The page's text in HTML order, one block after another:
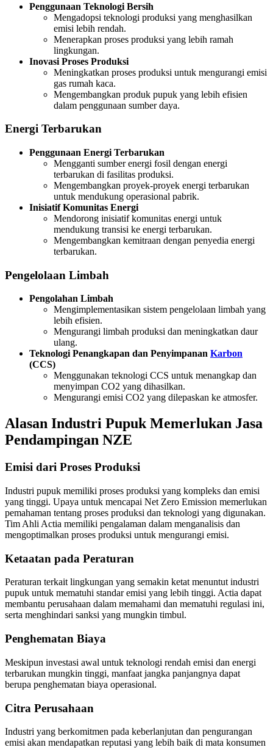
Penggunaan Teknologi Bersih
Mengadopsi teknologi produksi yang menghasilkan
emisi lebih rendah.
Menerapkan proses produksi yang lebih ramah
lingkungan.
Inovasi Proses Produksi
Meningkatkan proses produksi untuk mengurangi emisi
gas rumah kaca.
Mengembangkan produk pupuk yang lebih efisien
dalam penggunaan sumber daya.
Energi Terbarukan
Penggunaan Energi Terbarukan
Mengganti sumber energi fosil dengan energi
terbarukan di fasilitas produksi.
Mengembangkan proyek-proyek energi terbarukan
untuk mendukung operasional pabrik.
Inisiatif Komunitas Energi
Mendorong inisiatif komunitas energi untuk
mendukung transisi ke energi terbarukan.
Mengembangkan kemitraan dengan penyedia energi
terbarukan.
Pengelolaan Limbah
Pengolahan Limbah
Mengimplementasikan sistem pengelolaan limbah yang
lebih efisien.
Mengurangi limbah produksi dan meningkatkan daur
ulang.
Teknologi Penangkapan dan Penyimpanan Karbon
(CCS)
Menggunakan teknologi CCS untuk menangkap dan
menyimpan CO2 yang dihasilkan.
Mengurangi emisi CO2 yang dilepaskan ke atmosfer.
Alasan Industri Pupuk Memerlukan Jasa
Pendampingan NZE
Emisi dari Proses Produksi
Industri pupuk memiliki proses produksi yang kompleks dan emisi
yang tinggi. Upaya untuk mencapai Net Zero Emission memerlukan
pemahaman tentang proses produksi dan teknologi yang digunakan.
Tim Ahli Actia memiliki pengalaman dalam menganalisis dan
mengoptimalkan proses produksi untuk mengurangi emisi.
Ketaatan pada Peraturan
Peraturan terkait lingkungan yang semakin ketat menuntut industri
pupuk untuk mematuhi standar emisi yang lebih tinggi. Actia dapat
membantu perusahaan dalam memahami dan mematuhi regulasi ini,
serta menghindari sanksi yang mungkin timbul.
Penghematan Biaya
Meskipun investasi awal untuk teknologi rendah emisi dan energi
terbarukan mungkin tinggi, manfaat jangka panjangnya dapat
berupa penghematan biaya operasional.
Citra Perusahaan
Industri yang berkomitmen pada keberlanjutan dan pengurangan
emisi akan mendapatkan reputasi yang lebih baik di mata konsumen